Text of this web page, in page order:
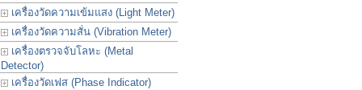
เครื่องวัดความเข้มแสง (Light Meter)
เครื่องวัดความสั่น (Vibration Meter)
เครื่องตรวจจับโลหะ (Metal
Detector)
เครื่องวัดเฟส (Phase Indicator)